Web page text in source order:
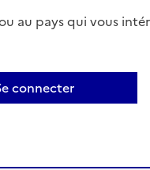
au pays qui vous
connecter